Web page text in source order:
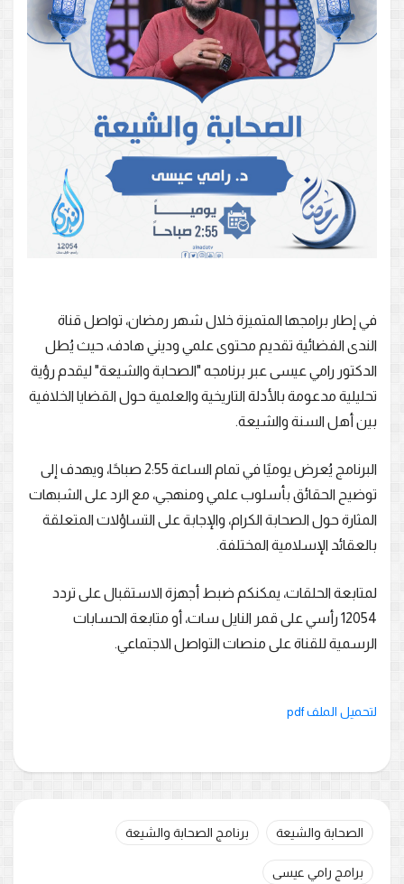
في إطار برامجها المتميزة خلال شهر رمضان، تواصل قناة
الندى الفضائية تقديم محتوى علمي وديني هادف، حيث يُطل
الدكتور رامي عيسى عبر برنامجه "الصحابة والشيعة" ليقدم رؤية
تحليلية مدعومة بالأدلة التاريخية والعلمية حول القضايا الخلافية
بين أهل السنة والشيعة.
البرنامج يُعرض يوميًا في تمام الساعة 2:55 صباحًا، ويهدف إلى
توضيح الحقائق بأسلوب علمي ومنهجي، مع الرد على الشبهات
المثارة حول الصحابة الكرام، والإجابة على التساؤلات المتعلقة
بالعقائد الإسلامية المختلفة.
لمتابعة الحلقات، يمكنكم ضبط أجهزة الاستقبال على تردد
12054 رأسي على قمر النايل سات، أو متابعة الحسابات
الرسمية للقناة على منصات التواصل الاجتماعي.
لتحميل الملف pdf
الصحابة والشيعة برنامج الصحابة والشيعة
برامج رامي عيسى